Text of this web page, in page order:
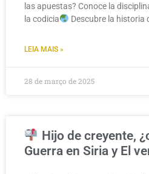
las apuestas? Conoce la
la codicia
Descubre la historia
LEIA MAIS »
28 de março de 2025
Hijo de creyente,
Guerra en Siria y El